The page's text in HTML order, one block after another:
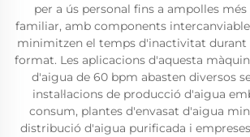
per a ús personal fins a ampolles
familiar, amb components
minimitzen el temps d'inactivitat durant
format. Les aplicacions d'aquesta
d'aigua de 60 bpm abasten diversos
instal·lacions de producció d'aigua
consum, plantes d'envasat d'aigua
distribució d'aigua purificada i